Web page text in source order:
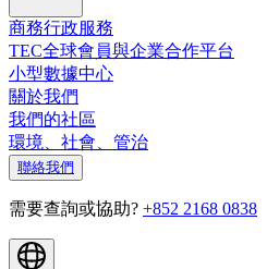
商務行政服務
TEC全球會員與企業合作平台
小型數據中心
關於我們
我們的社區
環境、社會、管治
聯絡我們
需要查詢或協助? +852 2168 0838